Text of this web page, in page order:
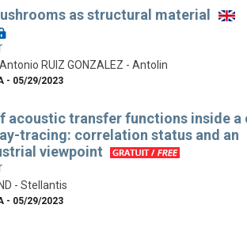
as structural material
RUIZ GONZALEZ - Antolin
- 05/29/2023
acoustic transfer functions inside a
tracing: correlation status and an
viewpoint
- Stellantis
- 05/29/2023